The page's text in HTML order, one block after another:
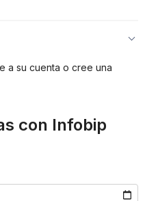
a su cuenta o cree una
con Infobip